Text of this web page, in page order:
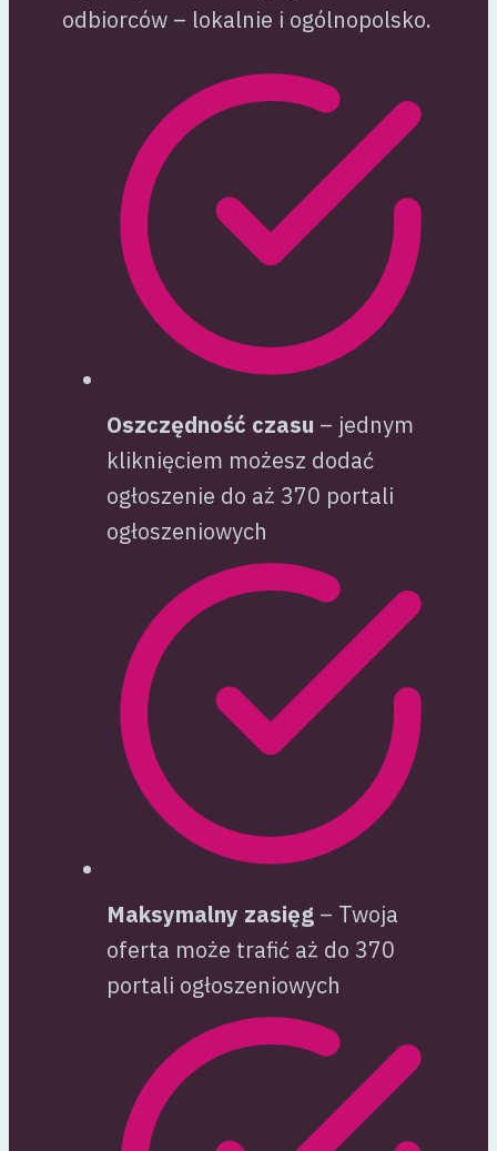
odbiorców – lokalnie i ogólnopolsko.
Oszczędność czasu – jednym
kliknięciem możesz dodać
ogłoszenie do aż 370 portali
ogłoszeniowych
Maksymalny zasięg – Twoja
oferta może trafić aż do 370
portali ogłoszeniowych